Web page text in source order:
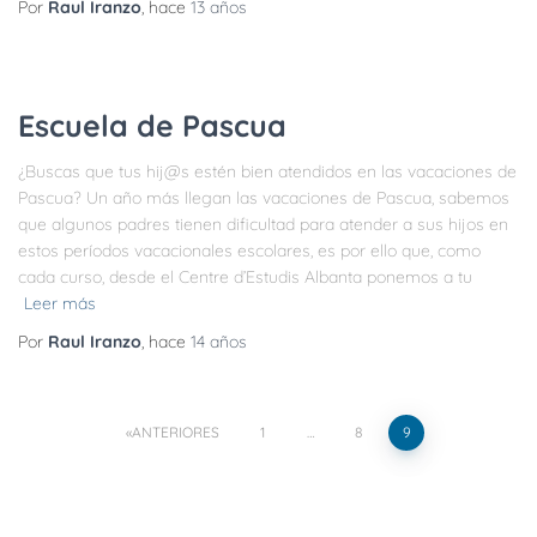
Por Raul Iranzo, hace 13 años
Escuela de Pascua
¿Buscas que tus hij@s estén bien atendidos en las vacaciones de
Pascua? Un año más llegan las vacaciones de Pascua, sabemos
que algunos padres tienen dificultad para atender a sus hijos en
estos períodos vacacionales escolares, es por ello que, como
cada curso, desde el Centre d’Estudis Albanta ponemos a tu
Leer más
Por Raul Iranzo, hace 14 años
ANTERIORES 1 … 8 9